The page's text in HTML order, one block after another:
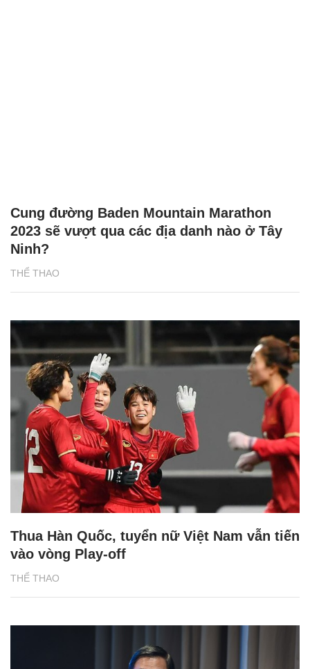
THỂ THAO
Cung đường Baden Mountain Marathon
2023 sẽ vượt qua các địa danh nào ở Tây
Ninh?
THỂ THAO
Thua Hàn Quốc, tuyển nữ Việt Nam vẫn tiến
vào vòng Play-off